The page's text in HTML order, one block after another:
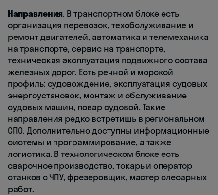
Направления. В транспортном блоке есть
организация перевозок, техобслуживание и
ремонт двигателей, автоматика и телемеханика
на транспорте, сервис на транспорте,
техническая эксплуатация подвижного состава
железных дорог. Есть речной и морской
профиль: судовождение, эксплуатация судовых
энергоустановок, монтаж и обслуживание
судовых машин, повар судовой. Такие
направления редко встретишь в региональном
СПО. Дополнительно доступны информационные
системы и программирование, а также
логистика. В технологическом блоке есть
сварочное производство, токарь и оператор
станков с ЧПУ, фрезеровщик, мастер слесарных
работ.